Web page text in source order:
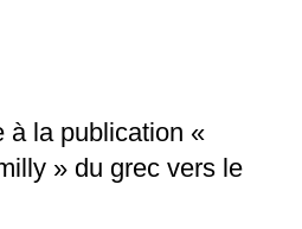
à la publication «
» du grec vers le